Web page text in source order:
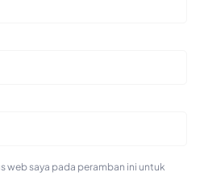
web saya pada peramban ini untuk